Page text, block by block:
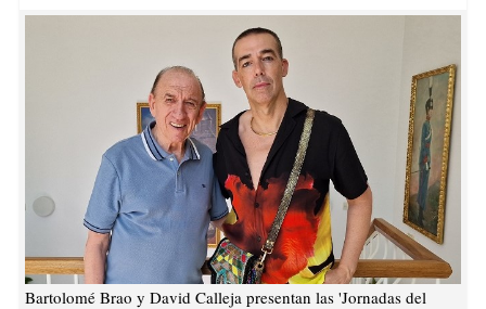
Bartolomé Brao y David Calleja presentan las 'Jornadas del